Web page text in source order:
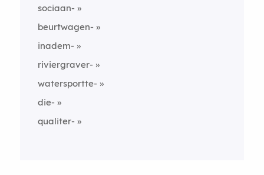
sociaan-
beurtwagen-
inadem-
riviergraver-
watersportte-
die-
qualiter-